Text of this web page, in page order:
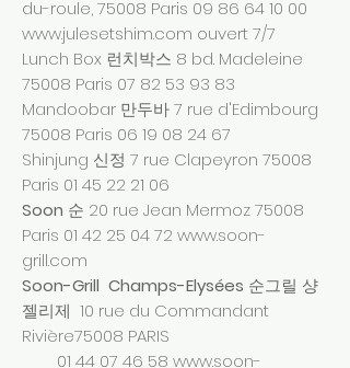
du-roule, 75008 Paris 09 86 64 10 00
www.julesetshim.com ouvert 7/7
Lunch Box 런치박스 8 bd. Madeleine
75008 Paris 07 82 53 93 83
Mandoobar 만두바 7 rue d'Edimbourg
75008 Paris 06 19 08 24 67
Shinjung 신정 7 rue Clapeyron 75008
Paris 01 45 22 21 06
Soon 순 20 rue Jean Mermoz 75008
Paris 01 42 25 04 72 www.soon-
grill.com
Soon-Grill Champs-Elysées 순그릴 샹
젤리제 10 rue du Commandant
Rivière75008 PARIS
01 44 07 46 58 www.soon-